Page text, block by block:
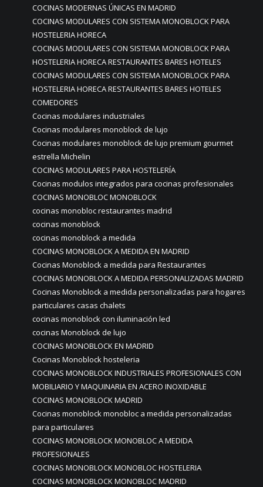
COCINAS MODERNAS ÚNICAS EN MADRID
COCINAS MODULARES CON SISTEMA MONOBLOCK PARA
HOSTELERIA HORECA
COCINAS MODULARES CON SISTEMA MONOBLOCK PARA
HOSTELERIA HORECA RESTAURANTES BARES HOTELES
COCINAS MODULARES CON SISTEMA MONOBLOCK PARA
HOSTELERIA HORECA RESTAURANTES BARES HOTELES
COMEDORES
Cocinas modulares industriales
Cocinas modulares monoblock de lujo
Cocinas modulares monoblock de lujo premium gourmet
estrella Michelin
COCINAS MODULARES PARA HOSTELERÍA
Cocinas modulos integrados para cocinas profesionales
COCINAS MONOBLOC MONOBLOCK
cocinas monobloc restaurantes madrid
cocinas monoblock
cocinas monoblock a medida
COCINAS MONOBLOCK A MEDIDA EN MADRID
Cocinas Monoblock a medida para Restaurantes
COCINAS MONOBLOCK A MEDIDA PERSONALIZADAS MADRID
Cocinas Monoblock a medida personalizadas para hogares
particulares casas chalets
cocinas monoblock con iluminación led
cocinas Monoblock de lujo
COCINAS MONOBLOCK EN MADRID
Cocinas Monoblock hosteleria
COCINAS MONOBLOCK INDUSTRIALES PROFESIONALES CON
MOBILIARIO Y MAQUINARIA EN ACERO INOXIDABLE
COCINAS MONOBLOCK MADRID
Cocinas monoblock monobloc a medida personalizadas
para particulares
COCINAS MONOBLOCK MONOBLOC A MEDIDA
PROFESIONALES
COCINAS MONOBLOCK MONOBLOC HOSTELERIA
COCINAS MONOBLOCK MONOBLOC MADRID